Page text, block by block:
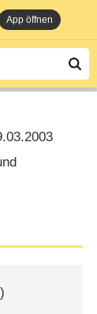
App öffnen